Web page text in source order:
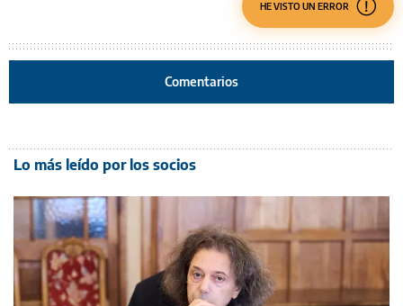
HE VISTO UN ERROR
Comentarios
Lo más leído por los socios